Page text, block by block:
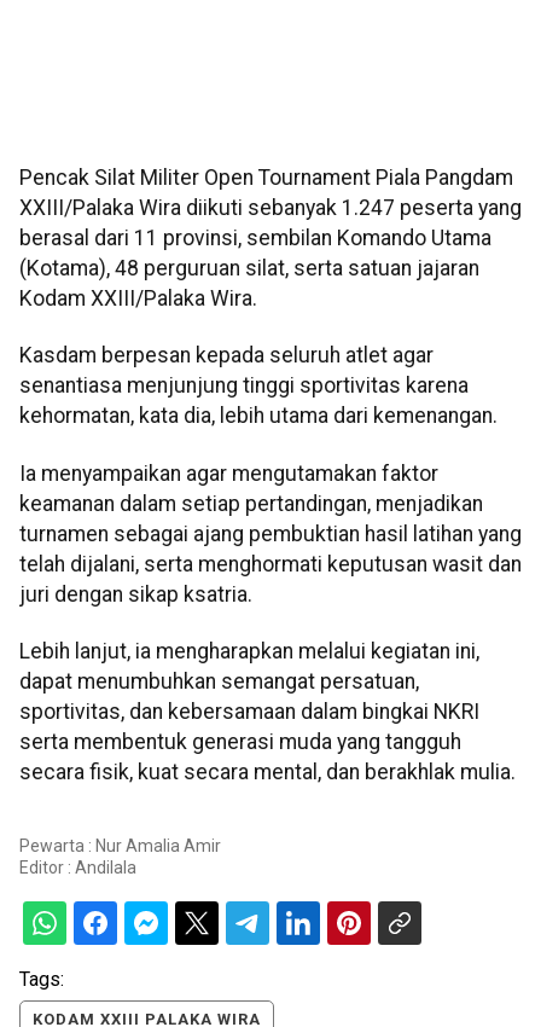
Pencak Silat Militer Open Tournament Piala Pangdam
XXIII/Palaka Wira diikuti sebanyak 1.247 peserta yang
berasal dari 11 provinsi, sembilan Komando Utama
(Kotama), 48 perguruan silat, serta satuan jajaran
Kodam XXIII/Palaka Wira.
Kasdam berpesan kepada seluruh atlet agar
senantiasa menjunjung tinggi sportivitas karena
kehormatan, kata dia, lebih utama dari kemenangan.
Ia menyampaikan agar mengutamakan faktor
keamanan dalam setiap pertandingan, menjadikan
turnamen sebagai ajang pembuktian hasil latihan yang
telah dijalani, serta menghormati keputusan wasit dan
juri dengan sikap ksatria.
Lebih lanjut, ia mengharapkan melalui kegiatan ini,
dapat menumbuhkan semangat persatuan,
sportivitas, dan kebersamaan dalam bingkai NKRI
serta membentuk generasi muda yang tangguh
secara fisik, kuat secara mental, dan berakhlak mulia.
Pewarta : Nur Amalia Amir
Editor : Andilala
Tags:
KODAM XXIII PALAKA WIRA